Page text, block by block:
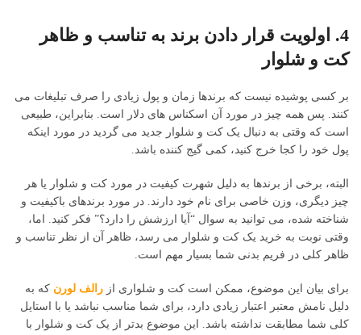
4. اولویت قرار دادن برند به تناسب و ظاهر
کت و شلوار
بر کسی پوشیده نیست که برندها زمان و پول زیادی را صرف تبلیغات می
کنند. پس همه چیز در مورد آن اسکناس های دلار است. بنابراین، طبیعی
است که وقتی به دنبال یک کت و شلوار جدید می گردید در مورد اینکه
پول خود را کجا خرج کنید، کمی گیج کننده باشد.
البته، برخی از برندها به دلیل شهرت کیفیت در مورد کت و شلوار یا هر
چیز دیگری، وزن خاصی برای نام خود دارند. در مورد برندهای باکیفیت و
شناخته شده، می توانید به سوال “آیا ارزشش را دارد؟” فکر کنید. اما،
وقتی نوبت به خرید یک کت و شلوار می رسد، ظاهر آن از نظر تناسب و
ظاهر کلی در فریم بدنی شما بسیار مهم است.
برای بیان این موضوع، ممکن است کت و شلواری از رالف لورن که به
دلیل نامش معتبر اعتبار زیادی دارد، برای شما مناسب نباشد یا با استایل
کلی شما مطابقت نداشته باشد. این موضوع بدتر از یک کت و شلوار با